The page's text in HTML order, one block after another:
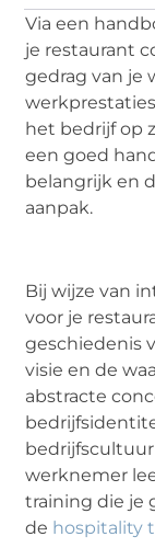
Via een
je restaurant
gedrag van je
het bedrijf op
een goed
belangrijk en
aanpak.
Bij wijze van
voor je
geschiedenis
visie en de
abstracte
werknemer
training die je
de hospitality